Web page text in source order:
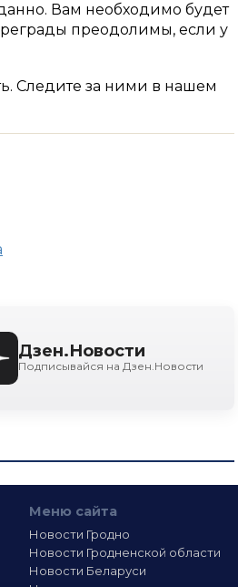
Вам необходимо будет
преодолимы, если у
Следите за ними в нашем
Дзен.Новости
Подписывайся на Дзен.Новости
Меню сайта
Новости Гродно
Новости Гродненской области
Новости Беларуси